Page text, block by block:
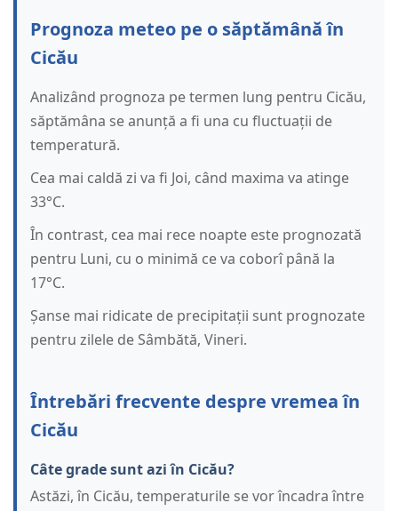
Prognoza meteo pe o săptămână în
Cicău
Analizând prognoza pe termen lung pentru Cicău,
săptămâna se anunță a fi una cu fluctuații de
temperatură.
Cea mai caldă zi va fi Joi, când maxima va atinge
33°C.
În contrast, cea mai rece noapte este prognozată
pentru Luni, cu o minimă ce va coborî până la
17°C.
Șanse mai ridicate de precipitații sunt prognozate
pentru zilele de Sâmbătă, Vineri.
Întrebări frecvente despre vremea în
Cicău
Câte grade sunt azi în Cicău?
Astăzi, în Cicău, temperaturile se vor încadra între